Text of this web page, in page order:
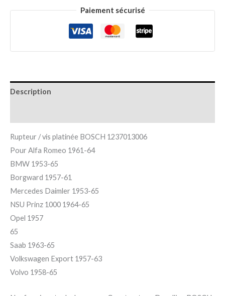
Paiement sécurisé
Description
Rupteur / vis platinée BOSCH 1237013006
Pour Alfa Romeo 1961-64
BMW 1953-65
Borgward 1957-61
Mercedes Daimler 1953-65
NSU Prinz 1000 1964-65
Opel 1957
65
Saab 1963-65
Volkswagen Export 1957-63
Volvo 1958-65